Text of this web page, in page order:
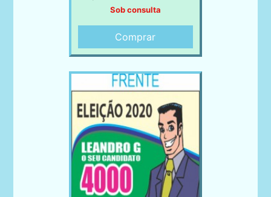
Sob consulta
Comprar